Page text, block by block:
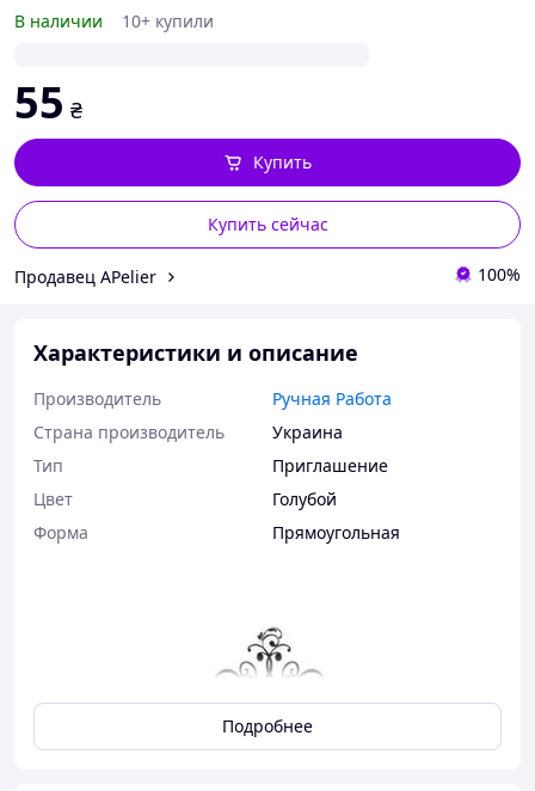
В наличии 10+ купили
55 ₴
Купить сейчас
Купить
Продавец APelier 100%
Характеристики и описание
Производитель
Ручная Работа
Страна производитель
Украина
Тип
Приглашение
Цвет
Голубой
Форма
Прямоугольная
Подробнее